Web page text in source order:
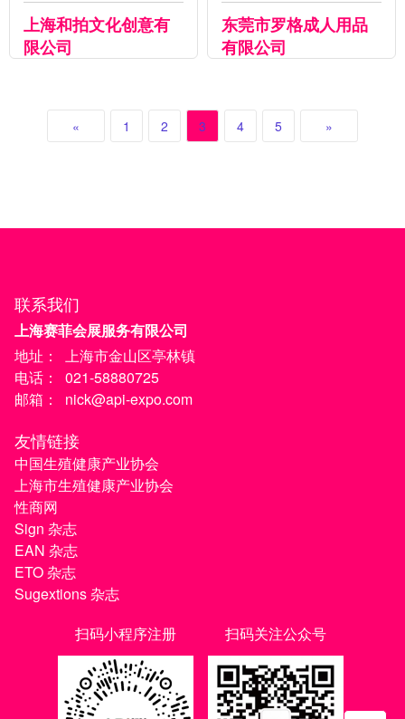
上海和拍文化创意有
限公司
东莞市罗格成人用品
有限公司
« 1 2 3 4 5 »
联系我们
上海赛菲会展服务有限公司
地址：
上海市金山区亭林镇
电话：
021-58880725
邮箱：
nick@api-expo.com
友情链接
中国生殖健康产业协会
上海市生殖健康产业协会
性商网
Sign 杂志
EAN 杂志
ETO 杂志
Sugextions 杂志
扫码小程序注册
扫码关注公众号